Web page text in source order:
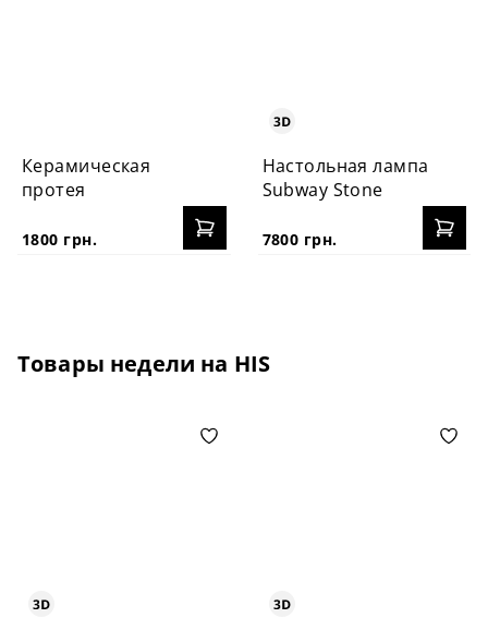
Керамическая
протея
1800 грн.
Настольная лампа
Subway Stone
7800 грн.
Товары недели на HIS